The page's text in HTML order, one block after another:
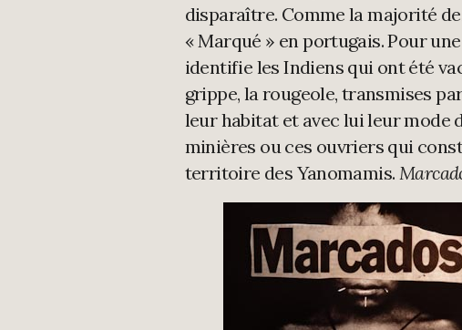
disparaître. Comme la majorité
« Marqué » en portugais. Pour
identifie les Indiens qui ont été
grippe, la rougeole, transmises
leur habitat et avec lui leur mode
minières ou ces ouvriers qui
territoire des Yanomamis.